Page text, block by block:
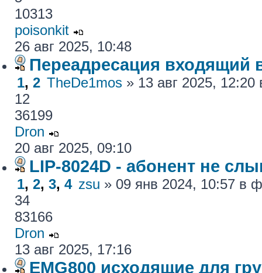
10313
poisonkit
26 авг 2025, 10:48
Переадресация входящий
1, 2 TheDe1mos » 13 авг 2025,
12
36199
Dron
20 авг 2025, 09:10
LIP-8024D - абонент не
1, 2, 3, 4 zsu » 09 янв 2024, 10:57 в
34
83166
Dron
13 авг 2025, 17:16
EMG800 исходящие для